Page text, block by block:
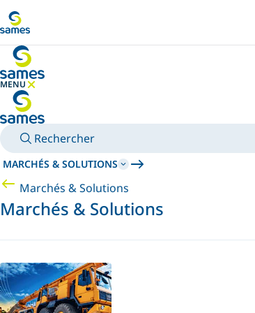
MENU
MASQUER LE MENU
Rechercher
MARCHÉS & SOLUTIONS
Marchés & Solutions
Marchés & Solutions